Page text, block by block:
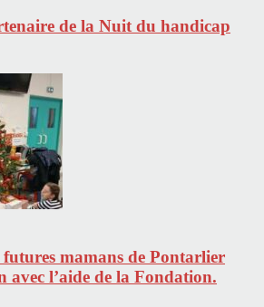
de la Nuit du handicap
futures mamans de Pontarlier
avec l’aide de la Fondation.